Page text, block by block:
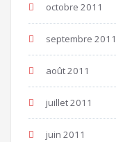
octobre 2011
septembre 2011
août 2011
juillet 2011
juin 2011